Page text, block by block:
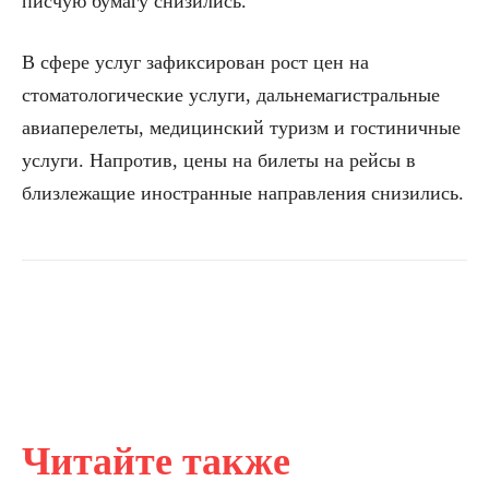
Читайте также
В сфере услуг зафиксирован рост цен на
стоматологические услуги, дальнемагистральные
авиаперелеты, медицинский туризм и гостиничные
услуги. Напротив, цены на билеты на рейсы в
близлежащие иностранные направления снизились.